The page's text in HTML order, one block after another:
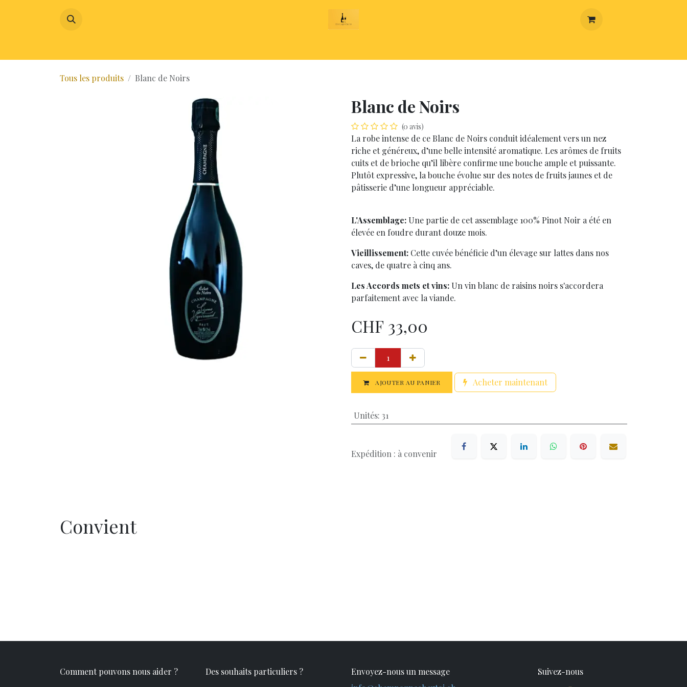
Tous les produits Blanc de Noirs
Blanc de Noirs
(0 avis)
La robe intense de ce Blanc de Noirs conduit idéalement vers un nez
riche et généreux, d’une belle intensité aromatique. Les arômes de fruits
cuits et de brioche qu’il libère confirme une bouche ample et puissante.
Plutôt expressive, la bouche évolue sur des notes de fruits jaunes et de
pâtisserie d’une longueur appréciable.
L'Assemblage: Une partie de cet assemblage 100% Pinot Noir a été en
élevée en foudre durant douze mois.
Vieillissement: Cette cuvée bénéficie d’un élevage sur lattes dans nos
caves, de quatre à cinq ans.
Les Accords mets et vins: Un vin blanc de raisins noirs s'accordera
parfaitement avec la viande.
CHF 33,00
AJOUTER AU PANIER Acheter maintenant
Unités: 31
Expédition : à convenir
Convie​nt
Comment pouvons nous aider ? Des souhaits particuliers ?
Envoyez-nous un message
Suivez-nous